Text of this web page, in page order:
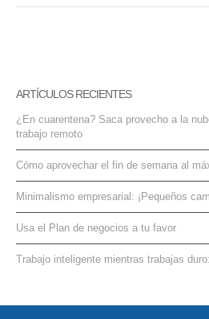
ARTÍCULOS RECIENTES
¿En cuarentena? Saca provecho a la
trabajo remoto
Cómo aprovechar el fin de semana al
Minimalismo empresarial: ¡Pequeños
Usa el Plan de negocios a tu favor
Trabajo inteligente mientras trabajas